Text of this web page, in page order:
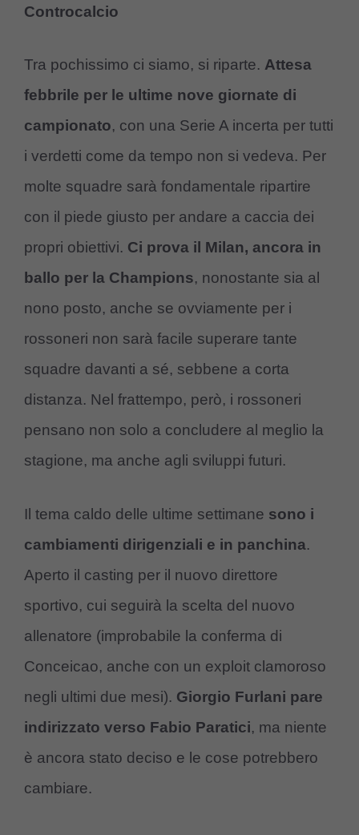
Controcalcio
Tra pochissimo ci siamo, si riparte. Attesa
febbrile per le ultime nove giornate di
campionato, con una Serie A incerta per tutti
i verdetti come da tempo non si vedeva. Per
molte squadre sarà fondamentale ripartire
con il piede giusto per andare a caccia dei
propri obiettivi. Ci prova il Milan, ancora in
ballo per la Champions, nonostante sia al
nono posto, anche se ovviamente per i
rossoneri non sarà facile superare tante
squadre davanti a sé, sebbene a corta
distanza. Nel frattempo, però, i rossoneri
pensano non solo a concludere al meglio la
stagione, ma anche agli sviluppi futuri.
Il tema caldo delle ultime settimane sono i
cambiamenti dirigenziali e in panchina.
Aperto il casting per il nuovo direttore
sportivo, cui seguirà la scelta del nuovo
allenatore (improbabile la conferma di
Conceicao, anche con un exploit clamoroso
negli ultimi due mesi). Giorgio Furlani pare
indirizzato verso Fabio Paratici, ma niente
è ancora stato deciso e le cose potrebbero
cambiare.